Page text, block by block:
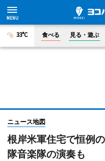
33°C 食べる 見る・遊ぶ
ニュース地図
根岸米軍住宅で恒例
隊音楽隊の演奏も